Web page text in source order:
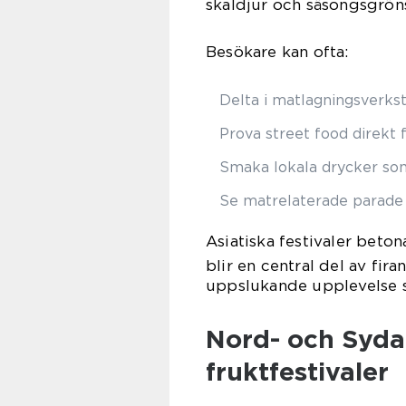
skaldjur och
Besökare kan ofta:
Delta i
Prova street food direkt
Smaka lokala drycker
Se matrelaterade
Asiatiska festivaler
blir en central del av
uppslukande
Nord- och
fruktfestivaler